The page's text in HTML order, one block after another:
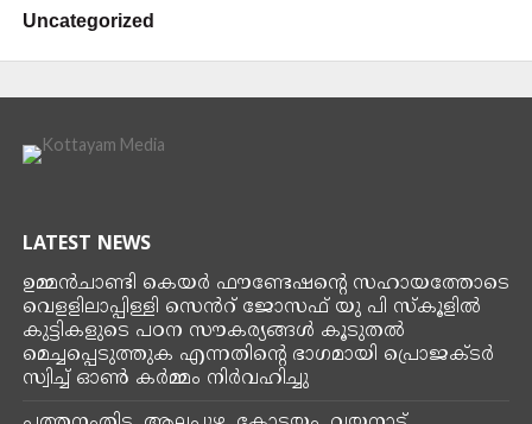
Uncategorized
LATEST NEWS
ഉമ്മൻ‌ചാണ്ടി കെയർ ഫൗണ്ടേഷൻ്റെ സഹായത്തോടെ
വെളളിലാപ്പിള്ളി സെൻറ് ജോസഫ് യു പി സ്കൂളിൽ
കുട്ടികളുടെ പഠന സൗകര്യങ്ങൾ കൂടുതൽ
മെച്ചപ്പെടുത്തുക എന്നതിന്റെ ഭാഗമായി പ്രൊജക്ടർ
സ്വിച്ച് ഓൺ കർമ്മം നിർവഹിച്ചു